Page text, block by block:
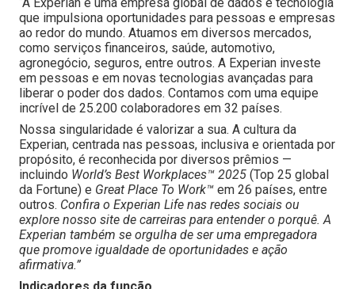
que impulsiona oportunidades para pessoas e empresas
ao redor do mundo. Atuamos em diversos mercados,
como serviços financeiros, saúde, automotivo,
agronegócio, seguros, entre outros. A Experian investe
em pessoas e em novas tecnologias avançadas para
liberar o poder dos dados. Contamos com uma equipe
incrível de 25.200 colaboradores em 32 países.
Nossa singularidade é valorizar a sua. A cultura da
Experian, centrada nas pessoas, inclusiva e orientada por
propósito, é reconhecida por diversos prêmios —
incluindo World’s Best Workplaces™ 2025 (Top 25 global
da Fortune) e Great Place To Work™ em 26 países, entre
outros. Confira o Experian Life nas redes sociais ou
explore nosso site de carreiras para entender o porquê. A
Experian também se orgulha de ser uma empregadora
que promove igualdade de oportunidades e ação
afirmativa.”